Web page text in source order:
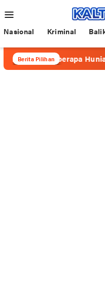
ke
kontenMobile
Nasional Kriminal
Berita Pilihan
Beberapa Hunian di